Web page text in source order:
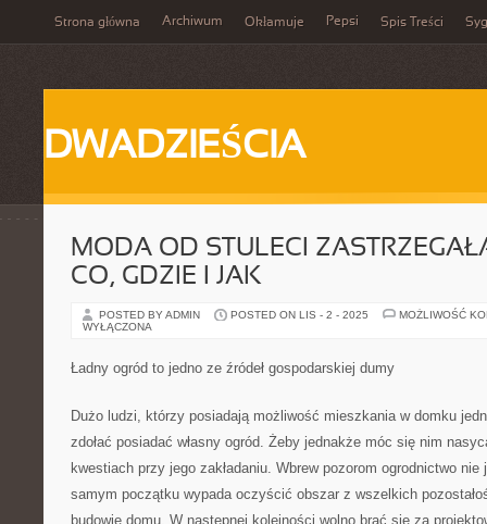
Strona główna Archiwum Okłamuje Pepsi Spis Treści
DWADZIEŚCIA
MODA OD STULECI
CO, GDZIE I JAK
POSTED BY ADMIN POSTED ON LIS - 2 - 2025
MOŻLIWOŚĆ
WYŁĄCZONA
Ładny ogród to jedno ze źródeł gospodarskiej dumy
Dużo ludzi, którzy posiadają możliwość mieszkania w domku
zdołać posiadać własny ogród. Żeby jednakże móc się nim
kwestiach przy jego zakładaniu. Wbrew pozorom ogrodnictwo nie
samym początku wypada oczyścić obszar z wszelkich
budowie domu. W następnej kolejności wolno brać się za